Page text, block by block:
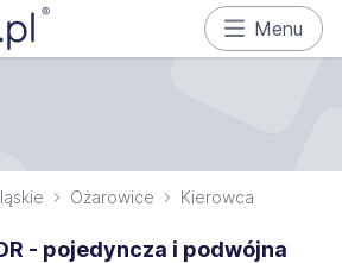
Menu
Ożarowice Kierowca
- pojedyncza i podwójna